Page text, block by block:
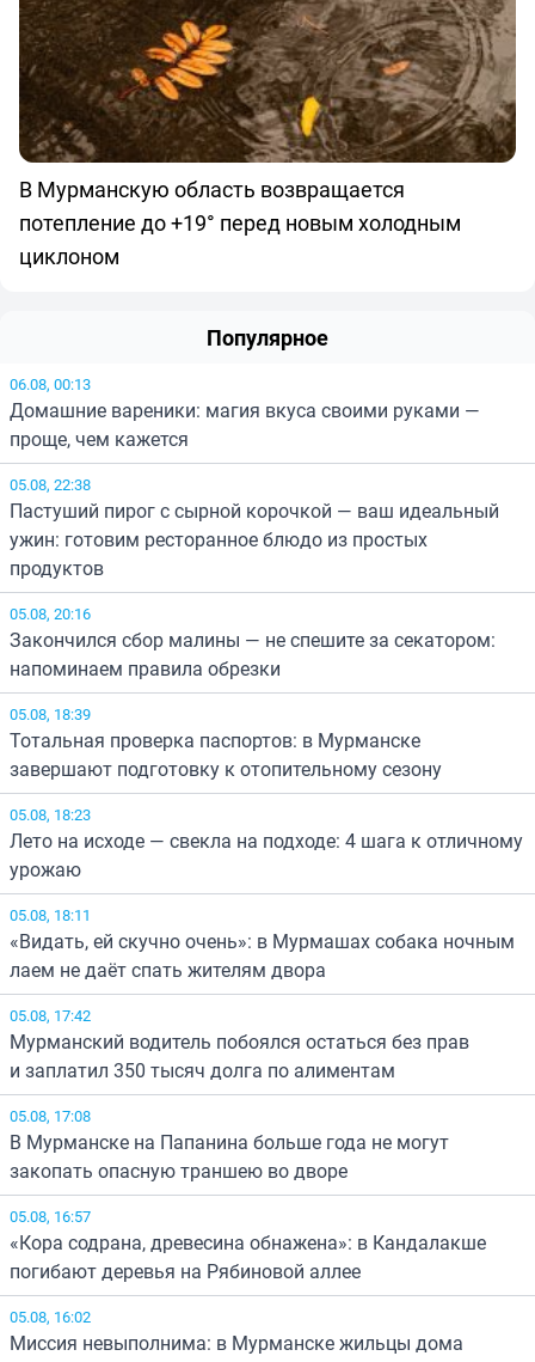
В Мурманскую область возвращается
потепление до +19° перед новым холодным
циклоном
Популярное
06.08, 00:13
Домашние вареники: магия вкуса своими руками —
проще, чем кажется
05.08, 22:38
Пастуший пирог с сырной корочкой — ваш идеальный
ужин: готовим ресторанное блюдо из простых
продуктов
05.08, 20:16
Закончился сбор малины — не спешите за секатором:
напоминаем правила обрезки
05.08, 18:39
Тотальная проверка паспортов: в Мурманске
завершают подготовку к отопительному сезону
05.08, 18:23
Лето на исходе — свекла на подходе: 4 шага к отличному
урожаю
05.08, 18:11
«Видать, ей скучно очень»: в Мурмашах собака ночным
лаем не даёт спать жителям двора
05.08, 17:42
Мурманский водитель побоялся остаться без прав
и заплатил 350 тысяч долга по алиментам
05.08, 17:08
В Мурманске на Папанина больше года не могут
закопать опасную траншею во дворе
05.08, 16:57
«Кора содрана, древесина обнажена»: в Кандалакше
погибают деревья на Рябиновой аллее
05.08, 16:02
Миссия невыполнима: в Мурманске жильцы дома